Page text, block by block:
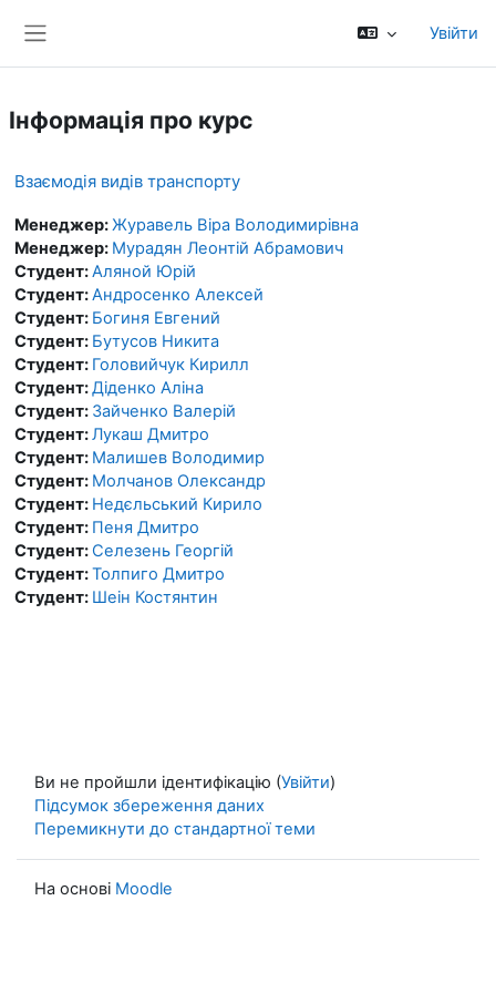
Увійти
Інформація про курс
Взаємодія видів транспорту
Менеджер:Журавель Віра Володимирівна
Менеджер: Мурадян Леонтій Абрамович
Студент:Аляной Юрій
Студент:Андросенко Алексей
Студент: Богиня Евгений
Студент: Бутусов Никита
Студент: Головийчук Кирилл
Студент:Діденко Аліна
Студент: Зайченко Валерій
Студент:Лукаш Дмитро
Студент: Малишев Володимир
Студент: Молчанов Олександр
Студент: Недєльський Кирило
Студент: Пеня Дмитро
Студент:Селезень Георгій
Студент:Толпиго Дмитро
Студент: Шеін Костянтин
Ви не пройшли ідентифікацію (Увійти)
Підсумок збереження даних
Перемикнути до стандартної теми
На основі Moodle